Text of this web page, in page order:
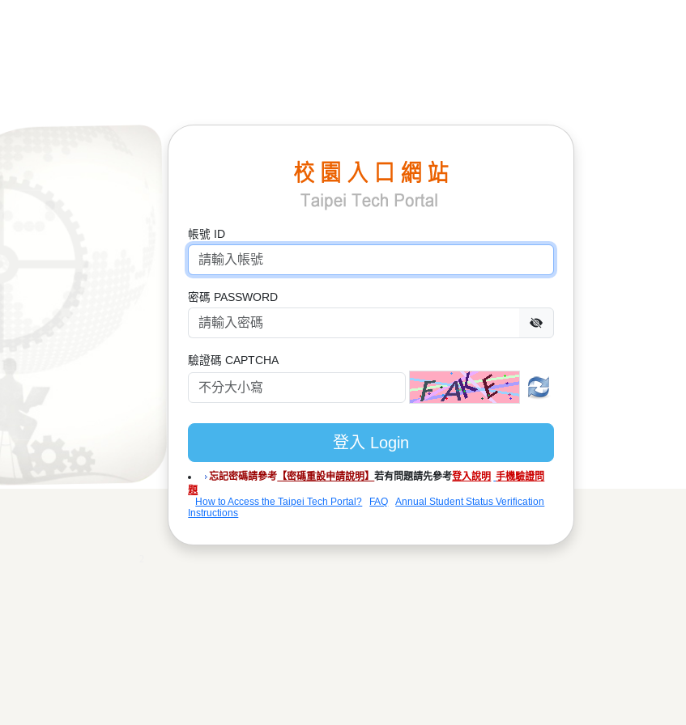
帳號 ID
密碼 PASSWORD
驗證碼 CAPTCHA
忘記密碼請參考 【密碼重設申請說明】若有問題請先參考登入說明 手機驗證問
題
How to Access the Taipei Tech Portal?
FAQ
Annual Student Status Verification
Instructions